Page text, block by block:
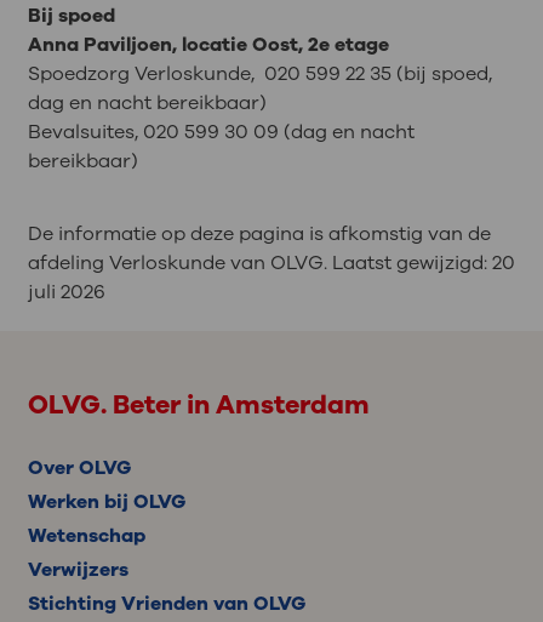
Bij spoed
Anna Paviljoen, locatie Oost, 2e etage
Spoedzorg Verloskunde, 020 599 22 35 (bij spoed,
dag en nacht bereikbaar)
Bevalsuites, 020 599 30 09 (dag en nacht
bereikbaar)
De informatie op deze pagina is afkomstig van de
afdeling Verloskunde van OLVG. Laatst gewijzigd:20
juli 2026
OLVG. Beter in Amsterdam
Over OLVG
Werken bij OLVG
Wetenschap
Verwijzers
Stichting Vrienden van OLVG